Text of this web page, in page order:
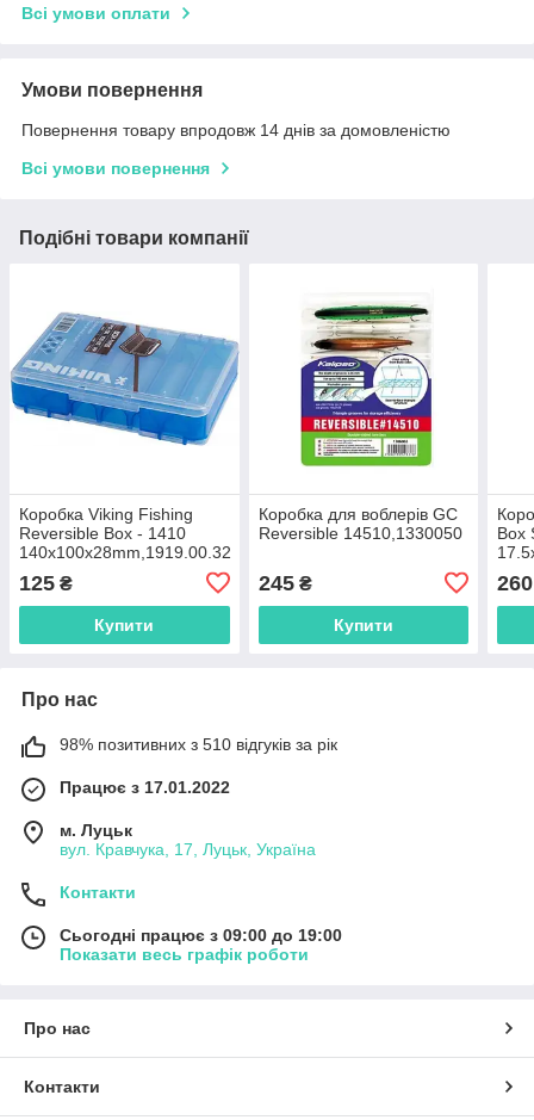
Всі умови оплати
Умови повернення
Повернення товару впродовж 14 днів за домовленістю
Всі умови повернення
Подібні товари компанії
Коробка Viking Fishing
Reversible Box - 1410
140х100x28mm,1919.00.32
125 ₴
Купити
Коробка для воблерів GC
Reversible 14510,1330050
245₴
Купити
Box
260
Про нас
98% позитивних з 510 відгуків за рік
Працює з 17.01.2022
м. Луцьк
вул. Кравчука, 17, Луцьк, Україна
Контакти
Сьогодні працює з 09:00 до 19:00
Показати весь графік роботи
Про нас
Контакти